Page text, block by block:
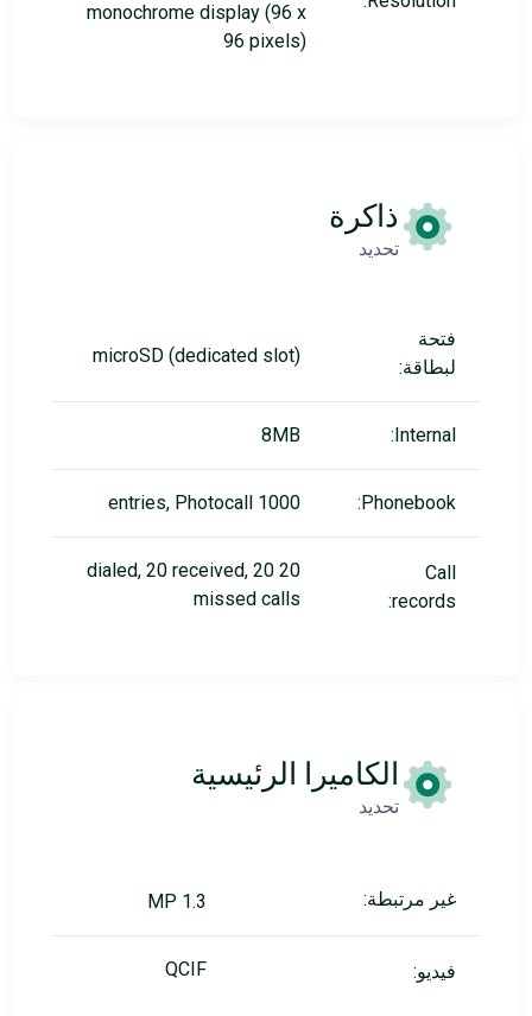
monochrome display (96 x
96 pixels)
ذاكرة
تحديد
فتحة
لبطاقة:
microSD (dedicated slot)
Internal:
8MB
Phonebook:
1000 entries, Photocall
Call
records:
20 dialed, 20 received, 20
missed calls
الكاميرا الرئيسية
تحديد
غير مرتبطة: 1.3 MP
فيديو: QCIF